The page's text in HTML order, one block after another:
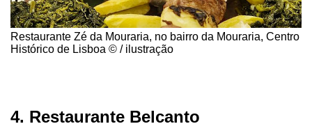
Restaurante Zé da Mouraria, no bairro da Mouraria, Centro
Histórico de Lisboa © / ilustração
4. Restaurante Belcanto